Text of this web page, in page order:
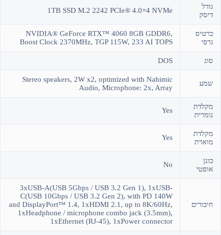
גודל
דיסק
1TB SSD M.2 2242 PCIe® 4.0×4 NVMe
כרטיס
גרפי
NVIDIA® GeForce RTX™ 4060 8GB GDDR6,
Boost Clock 2370MHz, TGP 115W, 233 AI TOPS
סוג DOS
שמע
Stereo speakers, 2W x2, optimized with Nahimic
Audio, Microphone: 2x, Array
מקלדת
נומרית
Yes
מקלדת
מוארת
Yes
כונן
אופטי
No
חיבורים
3xUSB-A(USB 5Gbps / USB 3.2 Gen 1), 1xUSB-
C(USB 10Gbps / USB 3.2 Gen 2), with PD 140W
and DisplayPort™ 1.4, 1xHDMI 2.1, up to 8K/60Hz,
1xHeadphone / microphone combo jack (3.5mm),
1xEthernet (RJ-45), 1xPower connector